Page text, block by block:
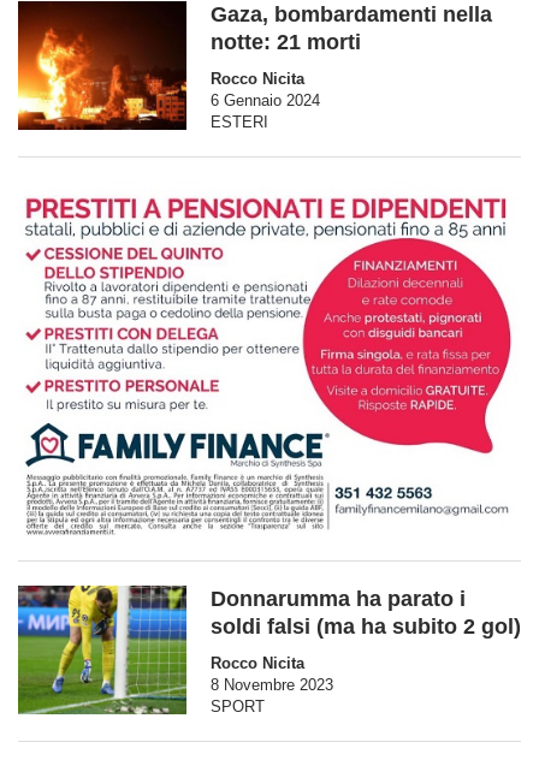
Gaza, bombardamenti nella
notte: 21 morti
Rocco Nicita
6 Gennaio 2024
ESTERI
Donnarumma ha parato i
soldi falsi (ma ha subito 2 gol)
Rocco Nicita
8 Novembre 2023
SPORT